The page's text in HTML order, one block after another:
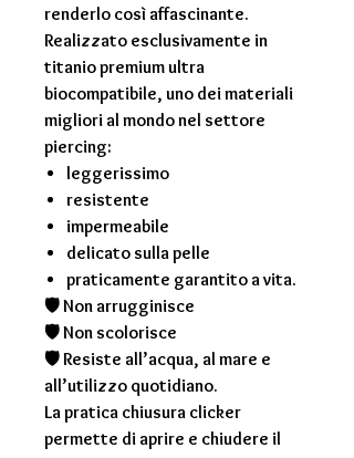
renderlo così affascinante.
Realizzato esclusivamente in
titanio premium ultra
biocompatibile, uno dei materiali
migliori al mondo nel settore
piercing:
leggerissimo
resistente
impermeabile
delicato sulla pelle
praticamente garantito a vita.
🛡 Non arrugginisce
🛡 Non scolorisce
🛡 Resiste all’acqua, al mare e
all’utilizzo quotidiano.
La pratica chiusura clicker
permette di aprire e chiudere il